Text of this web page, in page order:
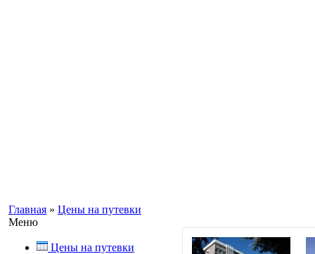
Главная » Цены на путевки
Меню
Цены на путевки